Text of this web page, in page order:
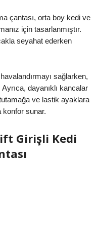
çantası, orta boy kedi ve
için tasarlanmıştır.
seyahat ederken
sağlarken,
dayanıklı kancalar
ve lastik ayaklara
konfor sunar.
Girişli Kedi